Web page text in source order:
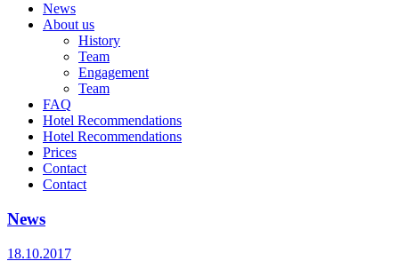
News
About us
History
Team
Engagement
Team
FAQ
Hotel Recommendations
Hotel Recommendations
Prices
Contact
Contact
News
18.10.2017